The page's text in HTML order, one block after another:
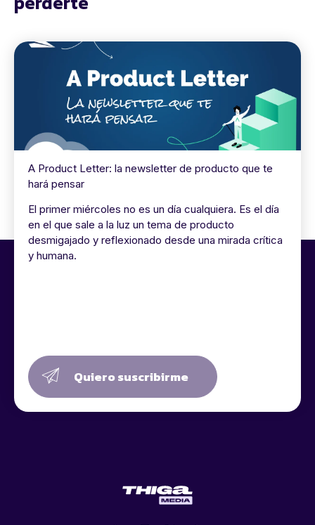
A Product Letter: la newsletter de producto que te
hará pensar
El primer miércoles no es un día cualquiera. Es el día
en el que sale a la luz un tema de producto
desmigajado y reflexionado desde una mirada crítica
y humana.
Quiero suscribirme